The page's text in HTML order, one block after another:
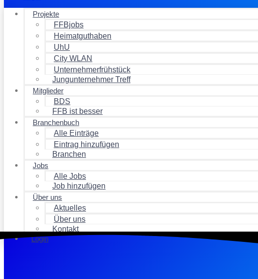
Projekte
FFBjobs
Heimatguthaben
UhU
City WLAN
Unternehmerfrühstück
Jungunternehmer Treff
Mitglieder
BDS
FFB ist besser
Branchenbuch
Alle Einträge
Eintrag hinzufügen
Branchen
Jobs
Alle Jobs
Job hinzufügen
Über uns
Aktuelles
Über uns
Kontakt
Login